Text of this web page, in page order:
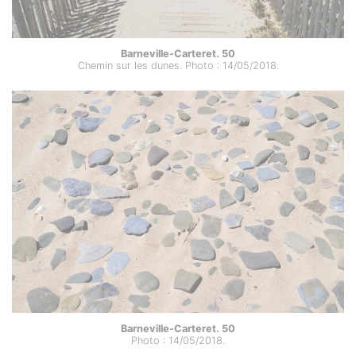
Barneville-Carteret. 50
Chemin sur les dunes. Photo : 14/05/2018.
Barneville-Carteret. 50
Photo : 14/05/2018.